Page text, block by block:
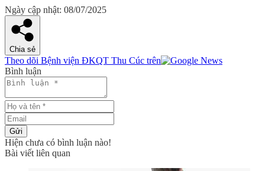
Ngày cập nhật: 08/07/2025
Chia sẻ
Theo dõi Bệnh viện ĐKQT Thu Cúc trên
Bình luận
Gửi
Hiện chưa có bình luận nào!
Bài viết liên quan